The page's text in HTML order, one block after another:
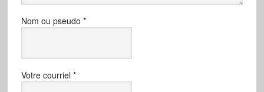
Nom ou pseudo *
Votre courriel *